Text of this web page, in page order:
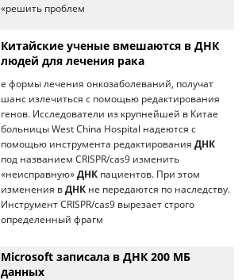
«решить проблем
Китайские ученые вмешаются в ДНК
людей для лечения рака
е формы лечения онкозаболеваний, получат
шанс излечиться с помощью редактирования
генов. Исследователи из крупнейшей в Китае
больницы West China Hospital надеются с
помощью инструмента редактирования ДНК
под названием CRISPR/cas9 изменить
«неисправную» ДНК пациентов. При этом
изменения в ДНК не передаются по наследству.
Инструмент CRISPR/cas9 вырезает строго
определенный фрагм
Microsoft записала в ДНК 200 МБ
данных